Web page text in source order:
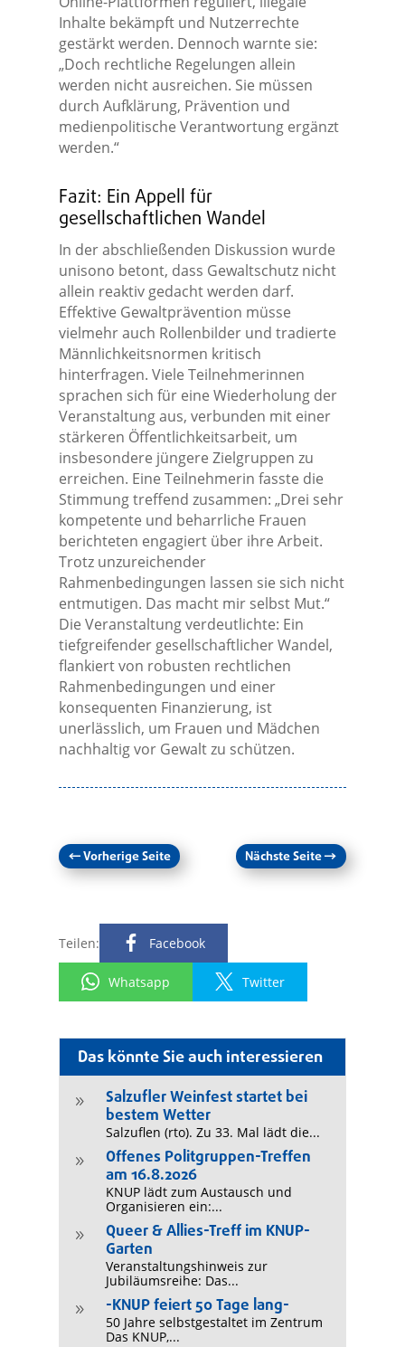
Das könnte Sie auch interessieren
9
Salzufler Weinfest startet bei
bestem Wetter
Salzuflen (rto). Zu 33. Mal lädt die...
9
Offenes Politgruppen-Treffen
am 16.8.2026
KNUP lädt zum Austausch und
Organisieren ein:...
9
Queer & Allies-Treff im KNUP-
Garten
Veranstaltungshinweis zur
Jubiläumsreihe: Das...
9 -KNUP feiert 50 Tage lang-
50 Jahre selbstgestaltet im Zentrum
Das KNUP,...
Inhalte bekämpft und Nutzerrechte
gestärkt werden. Dennoch warnte sie:
„Doch rechtliche Regelungen allein
werden nicht ausreichen. Sie müssen
durch Aufklärung, Prävention und
medienpolitische Verantwortung ergänzt
werden.“
Fazit: Ein Appell für
gesellschaftlichen Wandel
In der abschließenden Diskussion wurde
unisono betont, dass Gewaltschutz nicht
allein reaktiv gedacht werden darf.
Effektive Gewaltprävention müsse
vielmehr auch Rollenbilder und tradierte
Männlichkeitsnormen kritisch
hinterfragen. Viele Teilnehmerinnen
sprachen sich für eine Wiederholung der
Veranstaltung aus, verbunden mit einer
stärkeren Öffentlichkeitsarbeit, um
insbesondere jüngere Zielgruppen zu
erreichen. Eine Teilnehmerin fasste die
Stimmung treffend zusammen: „Drei sehr
kompetente und beharrliche Frauen
berichteten engagiert über ihre Arbeit.
Trotz unzureichender
Rahmenbedingungen lassen sie sich nicht
entmutigen. Das macht mir selbst Mut.“
Die Veranstaltung verdeutlichte: Ein
tiefgreifender gesellschaftlicher Wandel,
flankiert von robusten rechtlichen
Rahmenbedingungen und einer
konsequenten Finanzierung, ist
unerlässlich, um Frauen und Mädchen
nachhaltig vor Gewalt zu schützen.
←Vorherige Seite Nächste Seite→
Teilen: Facebook
Whatsapp Twitter